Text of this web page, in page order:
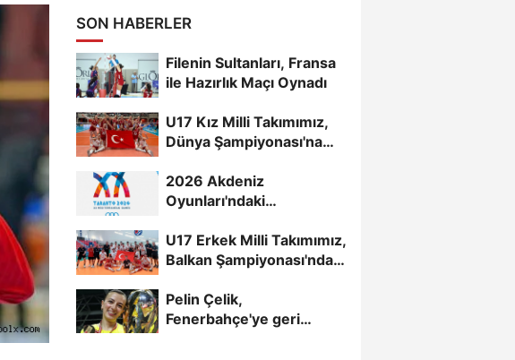
SON HABERLER
Filenin Sultanları, Fransa
ile Hazırlık Maçı Oynadı
U17 Kız Milli Takımımız,
Dünya Şampiyonası'na
2026 Akdeniz
Oyunları'ndaki
U17 Erkek Milli Takımımız,
Balkan Şampiyonası'nda
Pelin Çelik,
Fenerbahçe'ye geri